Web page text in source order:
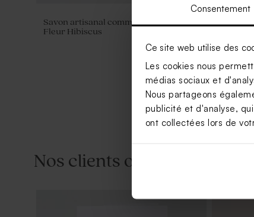
Consentement
Ce site web utilise des
Les cookies nous
médias sociaux et
Nous partageons
publicité et d'analyse,
ont collectées lors de
Savon artisanal communion senteur
Fleur Hibiscus
Crayon
Nos clients ont aussi aimé...